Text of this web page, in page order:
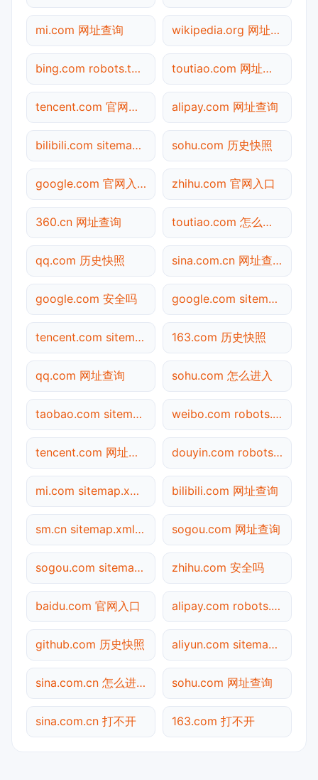
mi.com 网址查询 wikipedia.org 网址查询
bing.com robots.txt检测 toutiao.com 网址查询
tencent.com 官网入口 alipay.com 网址查询
bilibili.com sitemap.xml检测 sohu.com 历史快照
google.com 官网入口 zhihu.com 官网入口
360.cn 网址查询 toutiao.com 怎么进入
qq.com 历史快照 sina.com.cn 网址查询
google.com 安全吗 google.com sitemap.xml检测
tencent.com sitemap.xml检测 163.com 历史快照
qq.com 网址查询 sohu.com 怎么进入
taobao.com sitemap.xml检测 weibo.com robots.txt检测
tencent.com 网址查询 douyin.com robots.txt检测
mi.com sitemap.xml检测 bilibili.com 网址查询
sm.cn sitemap.xml检测 sogou.com 网址查询
sogou.com sitemap.xml检测 zhihu.com 安全吗
baidu.com 官网入口 alipay.com robots.txt检测
github.com 历史快照 aliyun.com sitemap.xml检测
sina.com.cn 怎么进入 sohu.com 网址查询
sina.com.cn 打不开 163.com 打不开